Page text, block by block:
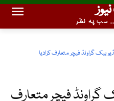
سب پہ نظر
بیک گراونڈ فیچر متعارف کرادیا
گراونڈ فیچر متعارف